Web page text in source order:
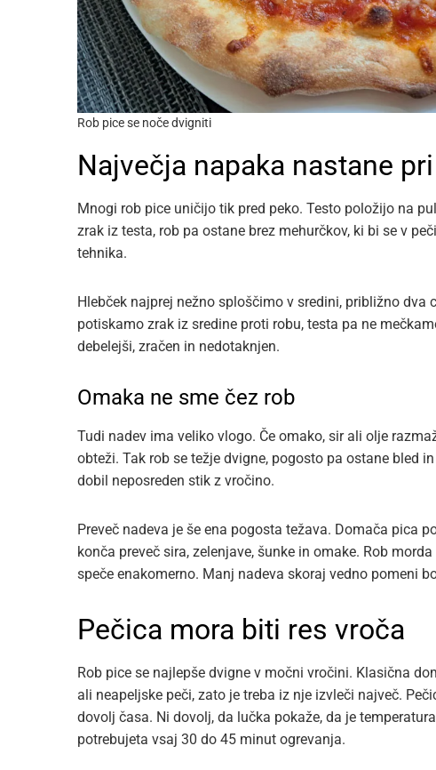
Rob pice se noče dvigniti
Največja napaka nastane
Mnogi rob pice uničijo tik pred peko. Testo položijo na
zrak iz testa, rob pa ostane brez mehurčkov, ki bi se v
tehnika.
Hlebček najprej nežno sploščimo v sredini, približno
potiskamo zrak iz sredine proti robu, testa pa ne
debelejši, zračen in nedotaknjen.
Omaka ne sme čez rob
Tudi nadev ima veliko vlogo. Če omako, sir ali olje
obteži. Tak rob se težje dvigne, pogosto pa ostane bled
dobil neposreden stik z vročino.
Preveč nadeva je še ena pogosta težava. Domača pica
konča preveč sira, zelenjave, šunke in omake. Rob
speče enakomerno. Manj nadeva skoraj vedno pomeni
Pečica mora biti res vroča
Rob pice se najlepše dvigne v močni vročini. Klasična
ali neapeljske peči, zato je treba iz nje izvleči največ.
dovolj časa. Ni dovolj, da lučka pokaže, da je
potrebujeta vsaj 30 do 45 minut ogrevanja.